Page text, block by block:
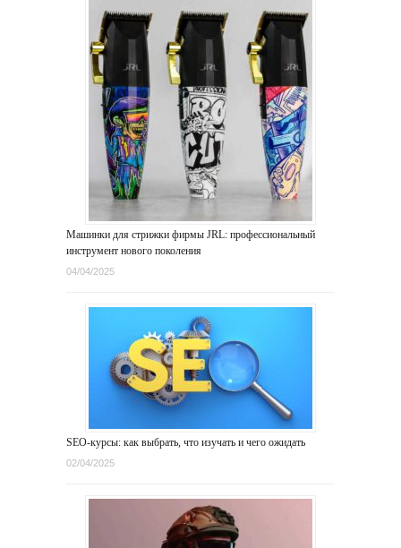
Машинки для стрижки фирмы JRL: профессиональный
инструмент нового поколения
04/04/2025
SEO-курсы: как выбрать, что изучать и чего ожидать
02/04/2025